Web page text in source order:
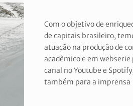
Com o objetivo de
de capitais brasileiro,
atuação na produção de
acadêmico e em webserie
canal no Youtube e
também para a imprensa